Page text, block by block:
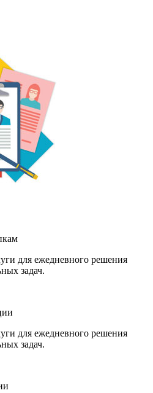
для ежедневного решения
задач.
для ежедневного решения
задач.